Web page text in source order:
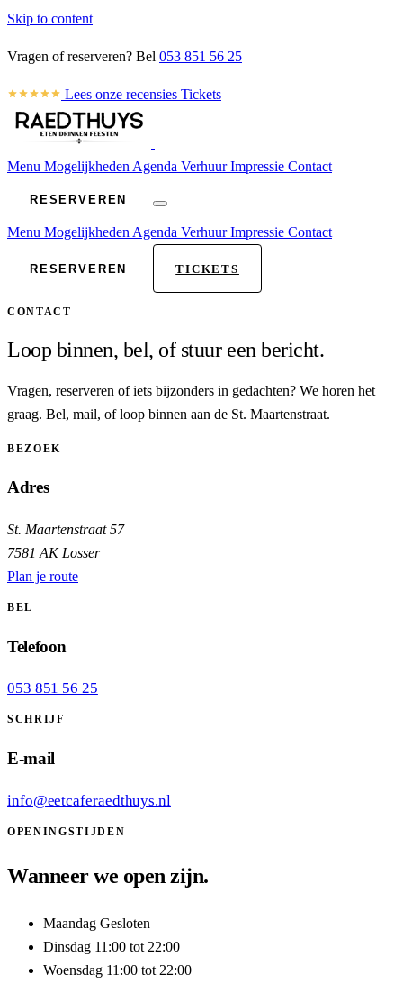
Skip to content
Vragen of reserveren? Bel 053 851 56 25
Lees onze recensies Tickets
Menu Mogelijkheden Agenda VerhuurImpressie Contact
RESERVEREN
Menu Mogelijkheden Agenda VerhuurImpressie Contact
RESERVEREN TICKETS
CONTACT
Loop binnen, bel, of stuur een bericht.
Vragen, reserveren of iets bijzonders in gedachten? We horen het
graag. Bel, mail, of loop binnen aan de St. Maartenstraat.
BEZOEK
Adres
St. Maartenstraat 57
7581 AK Losser
Plan je route
BEL
Telefoon
053 851 56 25
SCHRIJF
E-mail
info@eetcaferaedthuys.nl
OPENINGSTIJDEN
Wanneer we open zijn.
Maandag Gesloten
Dinsdag 11:00 tot 22:00
Woensdag 11:00 tot 22:00